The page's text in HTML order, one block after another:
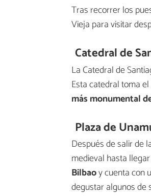
Tras recorrer los
Vieja para visitar
Catedral de
La Catedral de
Esta catedral toma
más monumental
Plaza de
Después de salir de
medieval hasta
Bilbaoy cuenta con
degustar algunos de